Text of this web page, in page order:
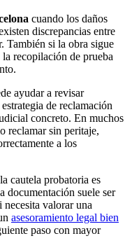
cuando los daños
discrepancias entre
También si la obra sigue
recopilación de prueba
ayudar a revisar
de reclamación
concreto. En muchos
reclamar sin peritaje,
a los
cautela probatoria es
documentación suele ser
necesita valorar una
asesoramiento legal bien
paso con mayor